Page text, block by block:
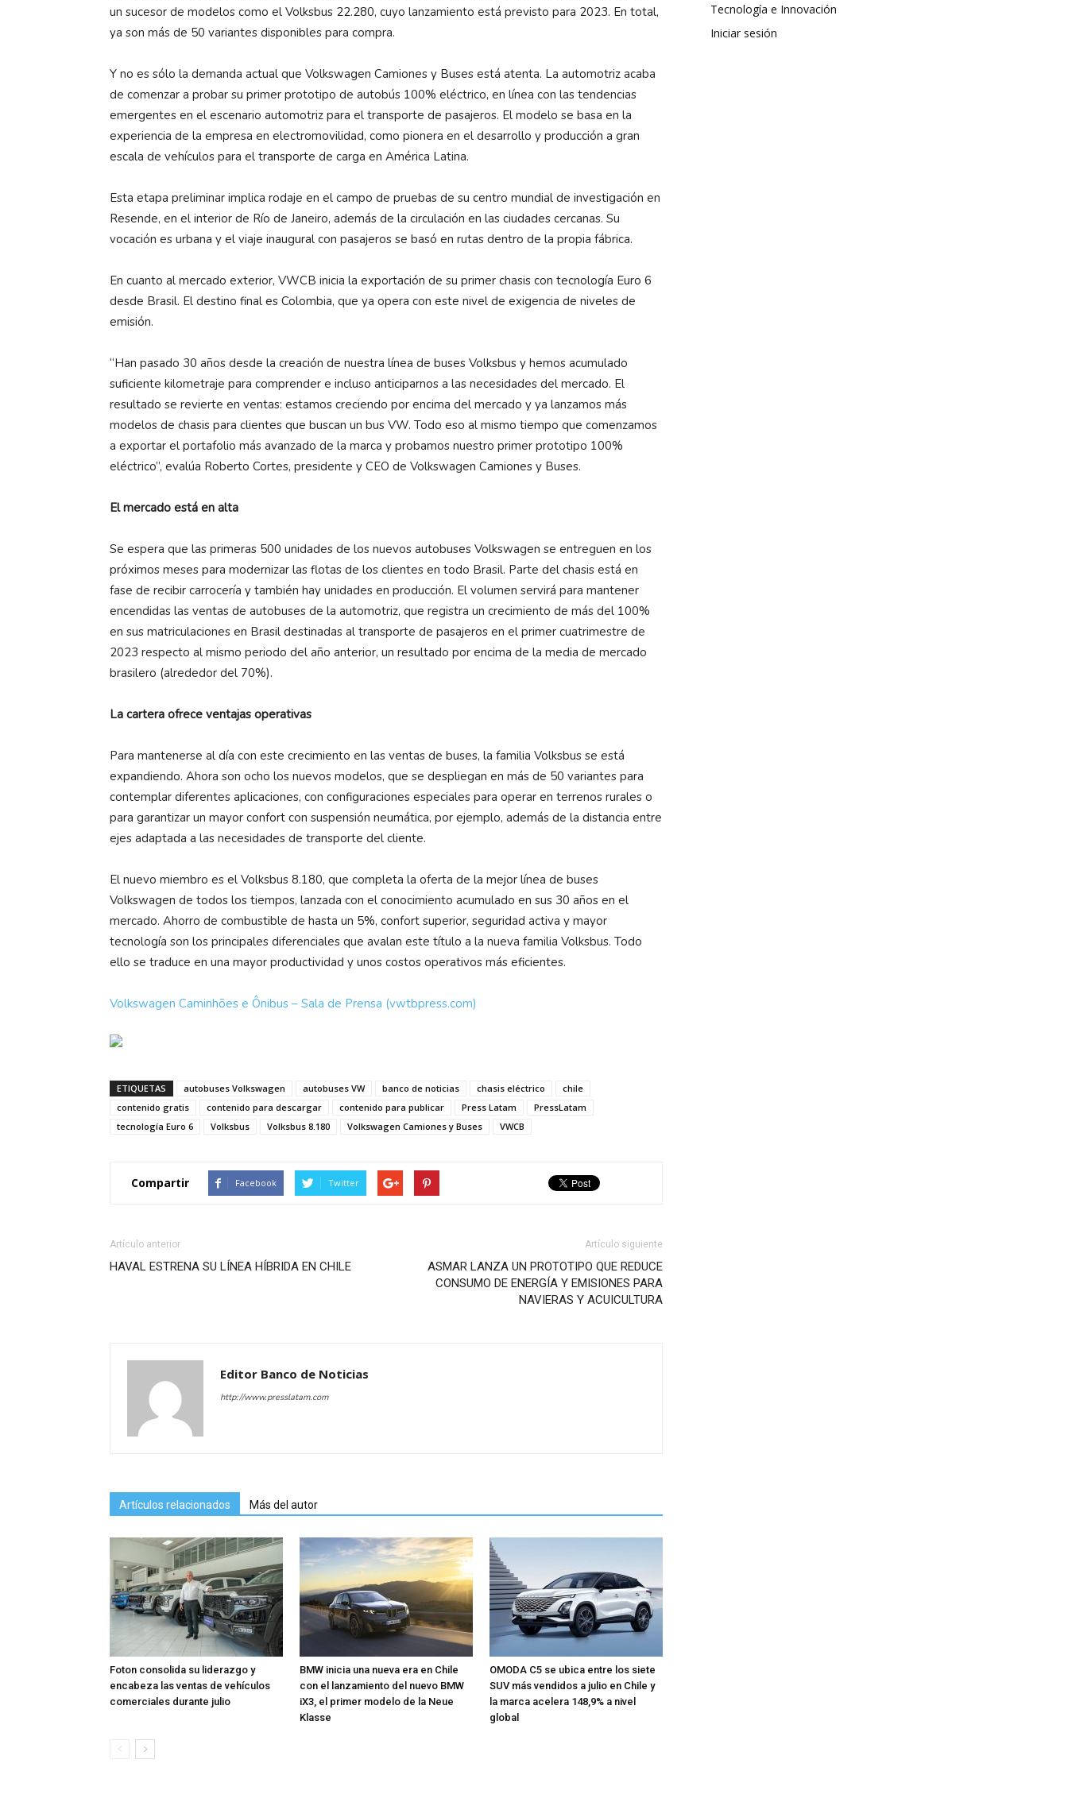
un sucesor de modelos como el Volksbus 22.280, cuyo lanzamiento está previsto para 2023. En total,
ya son más de 50 variantes disponibles para compra.
Y no es sólo la demanda actual que Volkswagen Camiones y Buses está atenta. La automotriz acaba
de comenzar a probar su primer prototipo de autobús 100% eléctrico, en línea con las tendencias
emergentes en el escenario automotriz para el transporte de pasajeros. El modelo se basa en la
experiencia de la empresa en electromovilidad, como pionera en el desarrollo y producción a gran
escala de vehículos para el transporte de carga en América Latina.
Esta etapa preliminar implica rodaje en el campo de pruebas de su centro mundial de investigación en
Resende, en el interior de Río de Janeiro, además de la circulación en las ciudades cercanas. Su
vocación es urbana y el viaje inaugural con pasajeros se basó en rutas dentro de la propia fábrica.
En cuanto al mercado exterior, VWCB inicia la exportación de su primer chasis con tecnología Euro 6
desde Brasil. El destino final es Colombia, que ya opera con este nivel de exigencia de niveles de
emisión.
“Han pasado 30 años desde la creación de nuestra línea de buses Volksbus y hemos acumulado
suficiente kilometraje para comprender e incluso anticiparnos a las necesidades del mercado. El
resultado se revierte en ventas: estamos creciendo por encima del mercado y ya lanzamos más
modelos de chasis para clientes que buscan un bus VW. Todo eso al mismo tiempo que comenzamos
a exportar el portafolio más avanzado de la marca y probamos nuestro primer prototipo 100%
eléctrico”, evalúa Roberto Cortes, presidente y CEO de Volkswagen Camiones y Buses.
El mercado está en alta
Se espera que las primeras 500 unidades de los nuevos autobuses Volkswagen se entreguen en los
próximos meses para modernizar las flotas de los clientes en todo Brasil. Parte del chasis está en
fase de recibir carrocería y también hay unidades en producción. El volumen servirá para mantener
encendidas las ventas de autobuses de la automotriz, que registra un crecimiento de más del 100%
en sus matriculaciones en Brasil destinadas al transporte de pasajeros en el primer cuatrimestre de
2023 respecto al mismo periodo del año anterior, un resultado por encima de la media de mercado
brasilero (alrededor del 70%).
La cartera ofrece ventajas operativas
Para mantenerse al día con este crecimiento en las ventas de buses, la familia Volksbus se está
expandiendo. Ahora son ocho los nuevos modelos, que se despliegan en más de 50 variantes para
contemplar diferentes aplicaciones, con configuraciones especiales para operar en terrenos rurales o
para garantizar un mayor confort con suspensión neumática, por ejemplo, además de la distancia entre
ejes adaptada a las necesidades de transporte del cliente.
El nuevo miembro es el Volksbus 8.180, que completa la oferta de la mejor línea de buses
Volkswagen de todos los tiempos, lanzada con el conocimiento acumulado en sus 30 años en el
mercado. Ahorro de combustible de hasta un 5%, confort superior, seguridad activa y mayor
tecnología son los principales diferenciales que avalan este título a la nueva familia Volksbus. Todo
ello se traduce en una mayor productividad y unos costos operativos más eficientes.
Volkswagen Caminhões e Ônibus – Sala de Prensa (vwtbpress.com)
ETIQUETAS autobuses Volkswagen autobuses VW banco de noticias chasis eléctrico
chile
contenido gratis
contenido para descargar contenido para publicar Press Latam
PressLatam
tecnología Euro 6
Volksbus Volksbus 8.180 Volkswagen Camiones y Buses VWCB
Compartir Facebook Twitter
Artículo anterior
HAVAL ESTRENA SU LÍNEA HÍBRIDA EN CHILE
Artículo siguiente
ASMAR LANZA UN PROTOTIPO QUE REDUCE
CONSUMO DE ENERGÍA Y EMISIONES PARA
NAVIERAS Y ACUICULTURA
Editor Banco de Noticias
http://www.presslatam.com
Artículos relacionados Más del autor
Foton consolida su liderazgo y
encabeza las ventas de vehículos
comerciales durante julio
BMW inicia una nueva era en Chile
con el lanzamiento del nuevo BMW
iX3, el primer modelo de la Neue
Klasse
OMODA C5 se ubica entre los siete
SUV más vendidos a julio en Chile y
la marca acelera 148,9% a nivel
global
Tecnología e Innovación
Iniciar sesión